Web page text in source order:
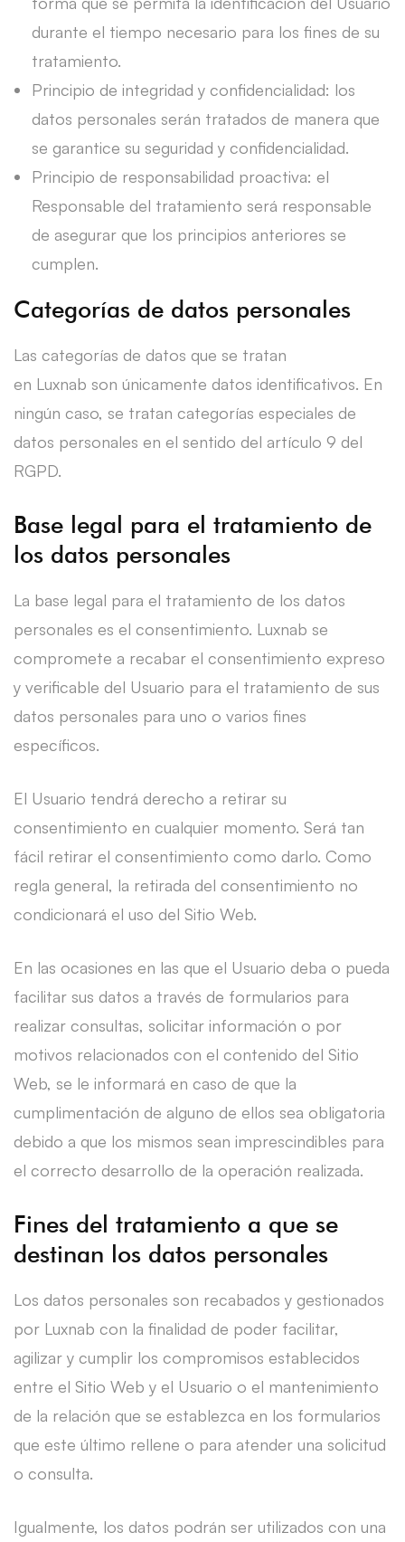
durante el tiempo necesario para los fines de su
tratamiento.
Principio de integridad y confidencialidad: los
datos personales serán tratados de manera que
se garantice su seguridad y confidencialidad.
Principio de responsabilidad proactiva: el
Responsable del tratamiento será responsable
de asegurar que los principios anteriores se
cumplen.
Categorías de datos personales
Las categorías de datos que se tratan
en Luxnab son únicamente datos identificativos. En
ningún caso, se tratan categorías especiales de
datos personales en el sentido del artículo 9 del
RGPD.
Base legal para el tratamiento de
los datos personales
La base legal para el tratamiento de los datos
personales es el consentimiento. Luxnab se
compromete a recabar el consentimiento expreso
y verificable del Usuario para el tratamiento de sus
datos personales para uno o varios fines
específicos.
El Usuario tendrá derecho a retirar su
consentimiento en cualquier momento. Será tan
fácil retirar el consentimiento como darlo. Como
regla general, la retirada del consentimiento no
condicionará el uso del Sitio Web.
En las ocasiones en las que el Usuario deba o pueda
facilitar sus datos a través de formularios para
realizar consultas, solicitar información o por
motivos relacionados con el contenido del Sitio
Web, se le informará en caso de que la
cumplimentación de alguno de ellos sea obligatoria
debido a que los mismos sean imprescindibles para
el correcto desarrollo de la operación realizada.
Fines del tratamiento a que se
destinan los datos personales
Los datos personales son recabados y gestionados
por Luxnab con la finalidad de poder facilitar,
agilizar y cumplir los compromisos establecidos
entre el Sitio Web y el Usuario o el mantenimiento
de la relación que se establezca en los formularios
que este último rellene o para atender una solicitud
o consulta.
Igualmente, los datos podrán ser utilizados con una